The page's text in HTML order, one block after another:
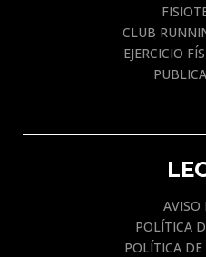
CLUB
EJERCICIO
AVISO
POLÍTICA
POLÍTICA